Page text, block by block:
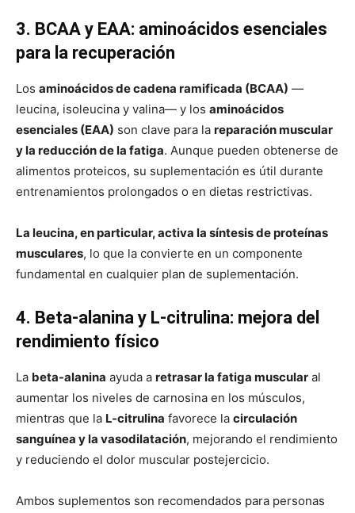
3. BCAA y EAA: aminoácidos esenciales
para la recuperación
Los aminoácidos de cadena ramificada (BCAA) —
leucina, isoleucina y valina— y los aminoácidos
esenciales (EAA) son clave para la reparación muscular
y la reducción de la fatiga. Aunque pueden obtenerse de
alimentos proteicos, su suplementación es útil durante
entrenamientos prolongados o en dietas restrictivas.
La leucina, en particular, activa la síntesis de proteínas
musculares, lo que la convierte en un componente
fundamental en cualquier plan de suplementación.
4. Beta-alanina y L-citrulina: mejora del
rendimiento físico
La beta-alanina ayuda a retrasar la fatiga muscular al
aumentar los niveles de carnosina en los músculos,
mientras que la L-citrulina favorece la circulación
sanguínea y la vasodilatación, mejorando el rendimiento
y reduciendo el dolor muscular postejercicio.
Ambos suplementos son recomendados para personas